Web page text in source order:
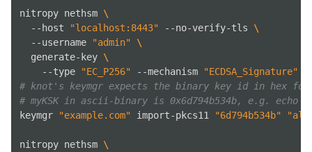
nitropy nethsm \
--host
"localhost:8443" --no-verify-tls
\
--username
"admin"
\
generate-key \
--type
"EC_P256" --mechanism "ECDSA_Signature"
# knot's keymgr expects the binary key id in hex
# myKSK in ascii-binary is 0x6d794b534b, e.g. echo -
keymgr
"example.com" import-pkcs11 "6d794b534b"
nitropy nethsm \